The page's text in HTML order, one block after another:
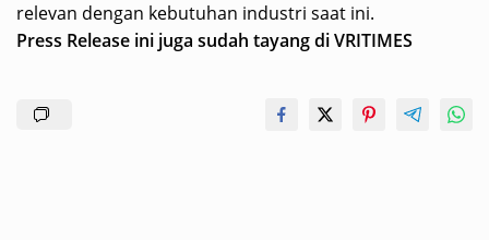
relevan dengan kebutuhan industri saat ini.
Press Release ini juga sudah tayang diVRITIMES